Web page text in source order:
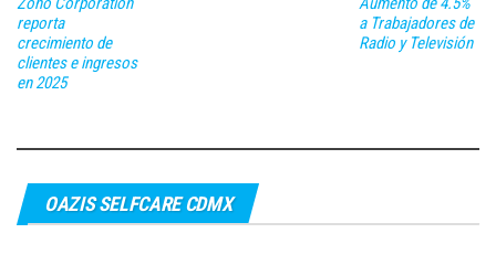
reporta
crecimiento de
clientes e ingresos
en 2025
a Trabajadores de
Radio y Televisión
OAZIS SELFCARE CDMX